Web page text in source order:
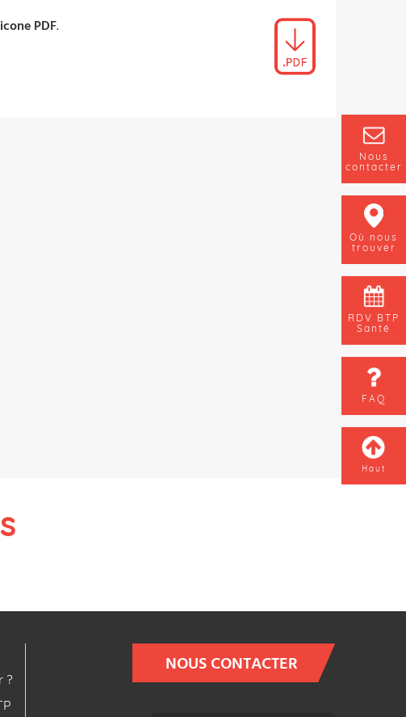
PDF.
Nous
contacter
Où nous
trouver
RDV BTP
Santé
FAQ
Haut
?
NOUS CONTACTER